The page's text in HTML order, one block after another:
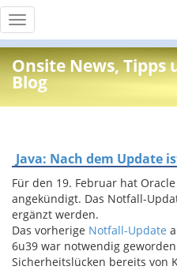
Toggle
navigation
Onsite News, Tipps
Blog
Java: Nach dem Update
Für den 19. Februar hat
angekündigt. Das Notfall-
ergänzt werden.
Das vorherige Notfall-Update
6u39 war notwendig
Sicherheitslücken bereits von